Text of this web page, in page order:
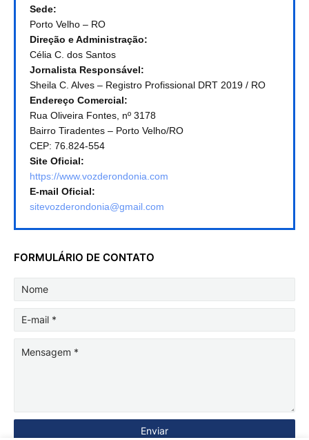
Sede:
Porto Velho – RO
Direção e Administração:
Célia C. dos Santos
Jornalista Responsável:
Sheila C. Alves – Registro Profissional DRT 2019 / RO
Endereço Comercial:
Rua Oliveira Fontes, nº 3178
Bairro Tiradentes – Porto Velho/RO
CEP: 76.824-554
Site Oficial:
https://www.vozderondonia.com
E-mail Oficial:
sitevozderondonia@gmail.com
FORMULÁRIO DE CONTATO